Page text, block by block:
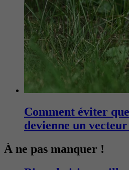
Comment éviter
devienne un
À ne pas manquer !